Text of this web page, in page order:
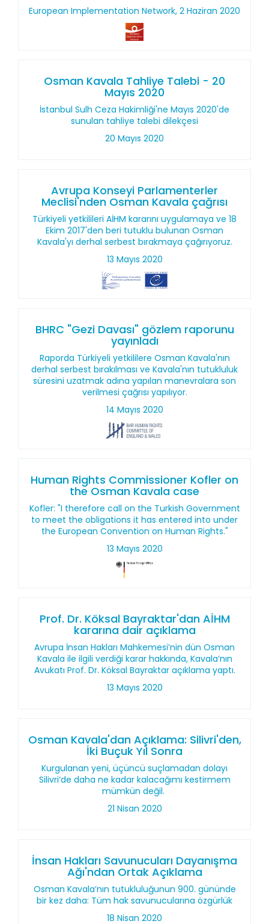
European Implementation Network, 2 Haziran 2020
Osman Kavala Tahliye Talebi - 20
Mayıs 2020
İstanbul Sulh Ceza Hakimliği'ne Mayıs 2020'de
sunulan tahliye talebi dilekçesi
20 Mayıs 2020
Avrupa Konseyi Parlamenterler
Meclisi'nden Osman Kavala çağrısı
Türkiyeli yetkilileri AİHM kararını uygulamaya ve 18
Ekim 2017'den beri tutuklu bulunan Osman
Kavala'yı derhal serbest bırakmaya çağırıyoruz.
13 Mayıs 2020
BHRC "Gezi Davası" gözlem raporunu
yayınladı
Raporda Türkiyeli yetkililere Osman Kavala'nın
derhal serbest bırakılması ve Kavala'nın tutukluluk
süresini uzatmak adına yapılan manevralara son
verilmesi çağrısı yapılıyor.
14 Mayıs 2020
Human Rights Commissioner Kofler on
the Osman Kavala case
Kofler: "I therefore call on the Turkish Government
to meet the obligations it has entered into under
the European Convention on Human Rights."
13 Mayıs 2020
Prof. Dr. Köksal Bayraktar'dan AİHM
kararına dair açıklama
Avrupa İnsan Hakları Mahkemesi’nin dün Osman
Kavala ile ilgili verdiği karar hakkında, Kavala’nın
Avukatı Prof. Dr. Köksal Bayraktar açıklama yaptı.
13 Mayıs 2020
Osman Kavala'dan Açıklama: Silivri'den,
İki Buçuk Yıl Sonra
Kurgulanan yeni, üçüncü suçlamadan dolayı
Silivri’de daha ne kadar kalacağımı kestirmem
mümkün değil.
21 Nisan 2020
İnsan Hakları Savunucuları Dayanışma
Ağı'ndan Ortak Açıklama
Osman Kavala’nın tutukluluğunun 900. gününde
bir kez daha: Tüm hak savunucularına özgürlük
18 Nisan 2020